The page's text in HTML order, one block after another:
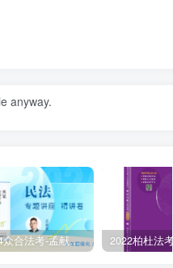
anyway.
2024众合法考-孟献贵民法-精讲卷.pdf